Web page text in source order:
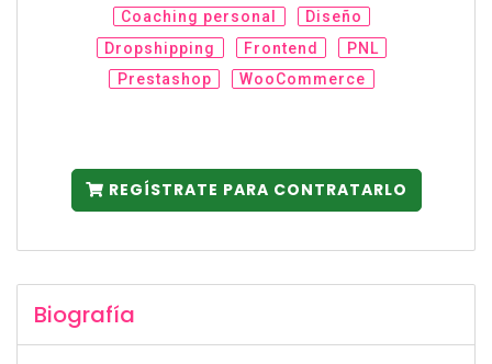
Coaching personal
Diseño
Dropshipping
Frontend
PNL
Prestashop
WooCommerce
REGÍSTRATE PARA CONTRATARLO
Biografía